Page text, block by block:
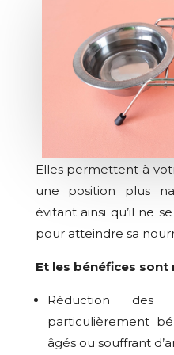
Elles permettent à
une position plus
évitant ainsi qu’il ne
pour atteindre sa
Et les bénéfices sont
Réduction des
particulièrement
âgés ou souffrant